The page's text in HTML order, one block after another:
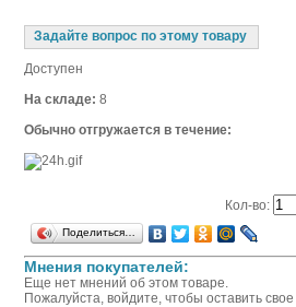
Задайте вопрос по этому товару
Доступен
На складе: 8
Обычно отгружается в течение:
Кол-во:
Поделиться…
Мнения покупателей:
Еще нет мнений об этом товаре.
Пожалуйста, войдите, чтобы оставить